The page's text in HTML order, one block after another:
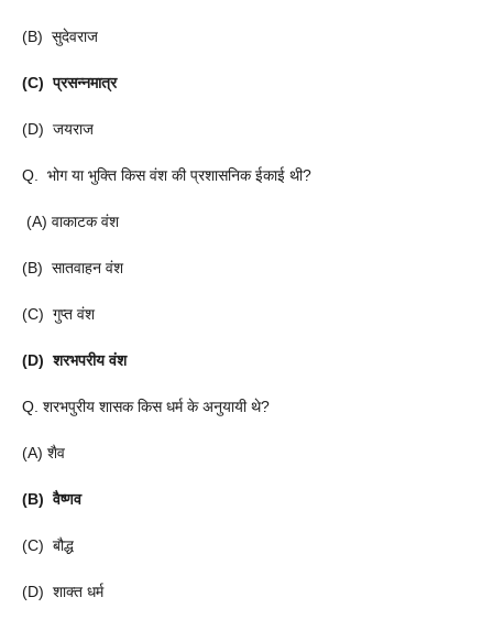
(B) सुदेवराज
(C) प्रसन्नमात्र
(D) जयराज
Q. भोग या भुक्ति किस वंश की प्रशासनिक ईकाई थी?
(A) वाकाटक वंश
(B) सातवाहन वंश
(C) गुप्त वंश
(D) शरभपरीय वंश
Q. शरभपुरीय शासक किस धर्म के अनुयायी थे?
(A) शैव
(B) वैष्णव
(C) बौद्ध
(D) शाक्त धर्म